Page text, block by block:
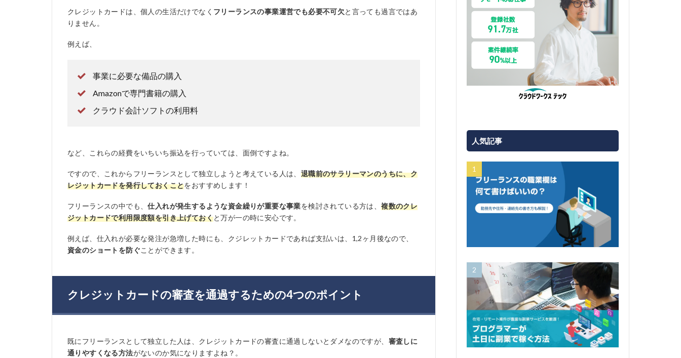
クレジットカードは、個人の生活だけでなく フリーランスの事業運営でも必要不可欠と言っても過言ではあ
りません。
例えば、
事業に必要な備品の購入
Amazonで専門書籍の購入
クラウド会計ソフトの利用料
など、これらの経費をいちいち振込を行っていては、面倒ですよね。
ですので、これからフリーランスとして独立しようと考えている人は、 退職前のサラリーマンのうちに、ク
レジットカードを発行しておくことをおすすめします！
フリーランスの中でも、仕入れが発生するような資金繰りが重要な事業を検討されている方は、複数のクレ
ジットカードで利用限度額を引き上げておくと万が一の時に安心です。
例えば、仕入れが必要な発注が急増した時にも、クジレットカードであれば支払いは、1,2ヶ月後なので、
資金のショートを防ぐことができます。
クレジットカードの審査を通過するための4つのポイント
既にフリーランスとして独立した人は、クレジットカードの審査に通過しないとダメなのですが、 審査しに
通りやすくなる方法がないのか気になりますよね？。
人気記事